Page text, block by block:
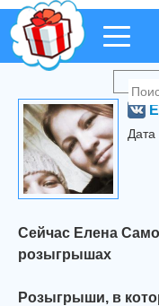
Дата
Сейчас Елена
розыгрышах
Розыгрыши, в